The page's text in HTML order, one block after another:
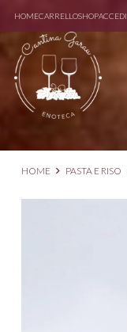
HOMECARRELLOSHOPACCEDI
HOME PASTA E RISO